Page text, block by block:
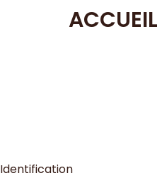
ACCUEIL
Identification